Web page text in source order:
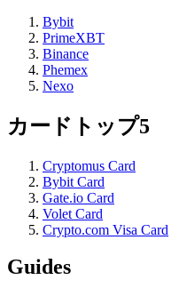
Bybit
PrimeXBT
Binance
Phemex
Nexo
カードトップ5
Cryptomus Card
Bybit Card
Gate.io Card
Volet Card
Crypto.com Visa Card
Guides